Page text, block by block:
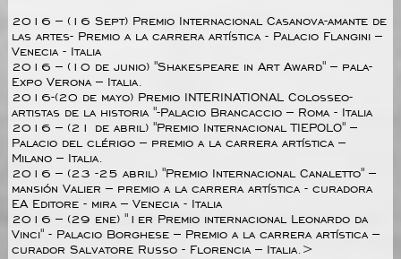
2016 – (16 Sept) Premio Internacional Casanova-amante de
las artes- Premio a la carrera artística - Palacio Flangini –
Venecia - Italia
2016 – (10 de junio) "Shakespeare in Art Award" – pala-
Expo Verona – Italia.
2016-(20 de mayo) Premio INTERINATIONAL Colosseo-
artistas de la historia "-Palacio Brancaccio – Roma - Italia
2016 – (21 de abril) "Premio Internacional TIEPOLO" –
Palacio del clérigo – premio a la carrera artística –
Milano – Italia.
2016 – (23 -25 abril) "Premio Internacional Canaletto" –
mansión Valier – premio a la carrera artística - curadora
EA Editore - mira – Venecia - Italia
2016 – (29 ene) "1er Premio internacional Leonardo da
Vinci" - Palacio Borghese – Premio a la carrera artística –
curador Salvatore Russo - Florencia – Italia.>